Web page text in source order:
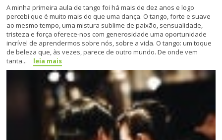
A minha primeira aula de tango foi há mais de dez anos e logo
percebi que é muito mais do que uma dança. O tango, forte e suave
ao mesmo tempo, uma mistura sublime de paixão, sensualidade,
tristeza e força oferece-nos com generosidade uma oportunidade
incrível de aprendermos sobre nós, sobre a vida. O tango: um toque
de beleza que, às vezes, parece de outro mundo. De onde vem
tanta...
leia mais